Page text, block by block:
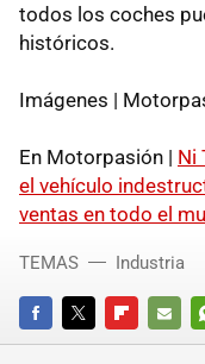
todos los coches
históricos.
Imágenes |
En Motorpasión | Ni
el vehículo
ventas en todo el
FACEBOOKTWITTERFLIPBOARD
E-
TEMAS Industria